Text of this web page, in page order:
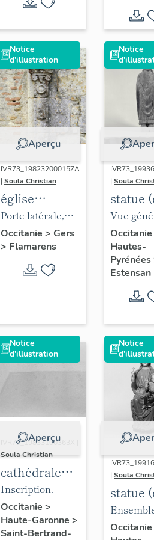
Notice
d'illustration
Aperçu
IVR73_19823200015ZA
| Soula Christian
église
paroissiale
Saint-
Saturnin
Porte latérale,
détail.
Occitanie > Gers
> Flamarens
Notice
| Soula
statue
nature)
Saint
Vue
face.
Occitanie
Hautes-
Pyrénées
Estensan
Notice
d'illustration
Aperçu
IVR73_19833100363X |
Soula Christian
cathédrale
Notre-Dame
actuellement
église
Inscription.
Occitanie >
Haute-Garonne >
Saint-Bertrand-
Notice
| Soula
statue
nature)
Vierge
face.
Occitanie